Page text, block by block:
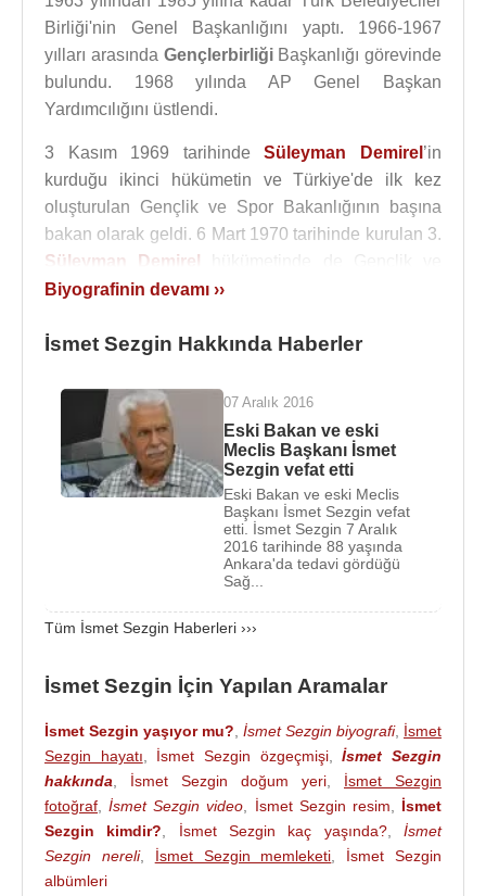
Birliği'nin Genel Başkanlığını yaptı. 1966-1967
yılları arasında GençlerbirliğiBaşkanlığı görevinde
bulundu. 1968 yılında AP Genel Başkan
Yardımcılığını üstlendi.
3 Kasım 1969 tarihindeSüleyman Demirel ’in
kurduğu ikinci hükümetin ve Türkiye'de ilk kez
oluşturulan Gençlik ve Spor Bakanlığının başına
bakan olarak geldi. 6 Mart 1970 tarihinde kurulan 3.
Süleyman Demirel
Spor Bakanı görevi yaptı. 12 Mart 1971
Hükümeti'nin göreve başlamasıyla bakanlıktan
12 Kasım1979
tarihinde kurulan 4. Demirel
Hükümeti'nde Maliye Bakanı oldu. Bu görevi de
Eylül 1980tarihindeki İhtilal’e kadar yapmıştır.
, Siyasi yasaklarının kalkmasından
Doğru Yol Partisi'ne (DYP)
girdi. 1991 yılında yapılan seçimlerde DYP'den
yeniden Aydın Milletvekili seçildi. Ardından 20
Kasım 1991 tarihinde kurulan 7. Demirel
16 Mayıs1993 tarihinde Süleyman Demirel’in
başkanlığına adaylığını koydu ancak, DYP
Kongresinde
Tansu Çillerseçildi. 1995
yılında
TBMMBaşkanlığına seçildi ve bu görevi seçime
kadar sürdürdü.
Refahyol Hükümeti'ne tepki göstererek DYP'den
Biyografinin devamı ››
İsmet Sezgin Hakkında Haberler
07 Aralık 2016
Eski Bakan ve eski
Meclis Başkanı İsmet
Sezgin vefat etti
Eski Bakan ve eski Meclis
Başkanı İsmet Sezgin vefat
etti. İsmet Sezgin 7 Aralık
2016 tarihinde 88 yaşında
Ankara'da tedavi gördüğü
Sağ...
Tüm İsmet Sezgin Haberleri ›››
İsmet Sezgin İçin Yapılan Aramalar
İsmet Sezgin yaşıyor mu? İsmet Sezgin biyografi, İsmet
Sezgin hayatı
İsmet Sezgin özgeçmişi,İsmet Sezgin
hakkında
İsmet Sezgin doğum yeri
İsmet Sezgin
fotoğraf ,İsmet Sezgin video İsmet Sezgin resim
İsmet
Sezgin kimdir?
İsmet Sezgin kaç yaşında?,İsmet
Sezgin nereli, İsmet Sezgin memleketi
İsmet Sezgin
albümleri